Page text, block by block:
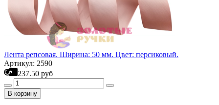
Лента репсовая. Ширина: 50 мм. Цвет: персиковый.
Артикул: 2590
237.50 руб
В корзину